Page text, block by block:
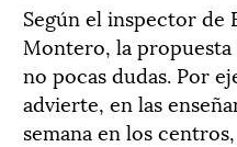
Según el inspector de
Montero, la
no pocas dudas. Por
advierte, en las
semana en los